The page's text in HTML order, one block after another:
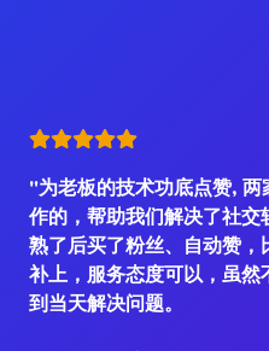
"为老板的技术功底点赞,
作的，帮助我们解决了社
熟了后买了粉丝、自动赞，
补上，服务态度可以，虽
到当天解决问题。